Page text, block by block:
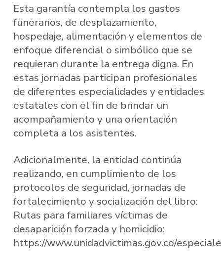
Esta garantía contempla los gastos
funerarios, de desplazamiento,
hospedaje, alimentación y elementos de
enfoque diferencial o simbólico que se
requieran durante la entrega digna. En
estas jornadas participan profesionales
de diferentes especialidades y entidades
estatales con el fin de brindar un
acompañamiento y una orientación
completa a los asistentes.
Adicionalmente, la entidad continúa
realizando, en cumplimiento de los
protocolos de seguridad, jornadas de
fortalecimiento y socialización del libro:
Rutas para familiares víctimas de
desaparición forzada y homicidio:
https://www.unidadvictimas.gov.co/